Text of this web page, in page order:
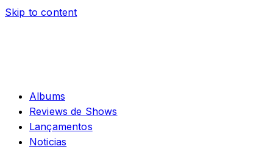
Skip to content
Albums
Reviews de Shows
Lançamentos
Noticias